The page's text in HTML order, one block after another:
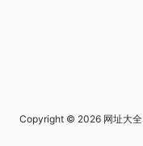
Copyright © 2026 网址大全